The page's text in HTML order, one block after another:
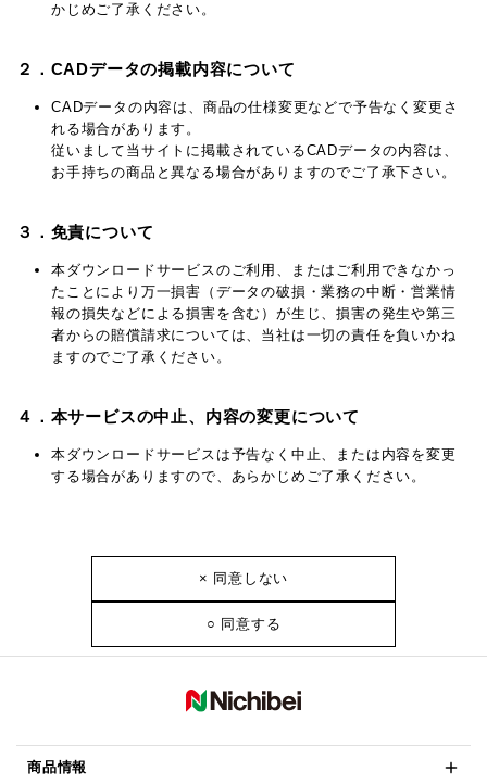
かじめご了承ください。
２．CADデータの掲載内容について
CADデータの内容は、商品の仕様変更などで予告なく変更さ
れる場合があります。
従いまして当サイトに掲載されているCADデータの内容は、
お手持ちの商品と異なる場合がありますのでご了承下さい。
３．免責について
本ダウンロードサービスのご利用、またはご利用できなかっ
たことにより万一損害（データの破損・業務の中断・営業情
報の損失などによる損害を含む）が生じ、損害の発生や第三
者からの賠償請求については、当社は一切の責任を負いかね
ますのでご了承ください。
４．本サービスの中止、内容の変更について
本ダウンロードサービスは予告なく中止、または内容を変更
する場合がありますので、あらかじめご了承ください。
× 同意しない
○ 同意する
商品情報